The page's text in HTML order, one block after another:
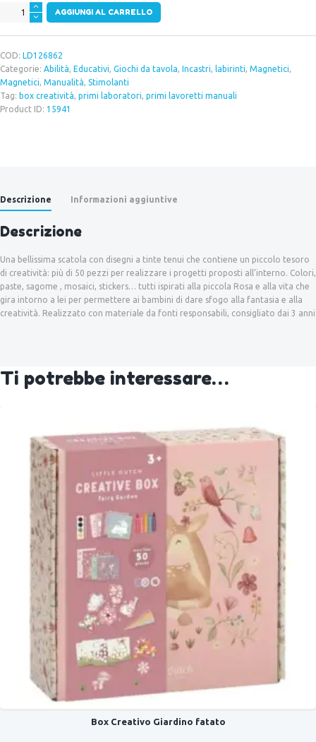
Creativo
XL
quantità
AGGIUNGI AL CARRELLO
COD: LD126862
Categorie: Abilità, Educativi, Giochi da tavola, Incastri, labirinti, Magnetici,
Magnetici, Manualità, Stimolanti
Tag: box creatività, primi laboratori, primi lavoretti manuali
Product ID: 15941
Descrizione Informazioni aggiuntive
Descrizione
Una bellissima scatola con disegni a tinte tenui che contiene un piccolo tesoro
di creatività: più di 50 pezzi per realizzare i progetti proposti all’interno. Colori,
paste, sagome , mosaici, stickers… tutti ispirati alla piccola Rosa e alla vita che
gira intorno a lei per permettere ai bambini di dare sfogo alla fantasia e alla
creatività. Realizzato con materiale da fonti responsabili, consigliato dai 3 anni
Ti potrebbe interessare…
Box Creativo Giardino fatato